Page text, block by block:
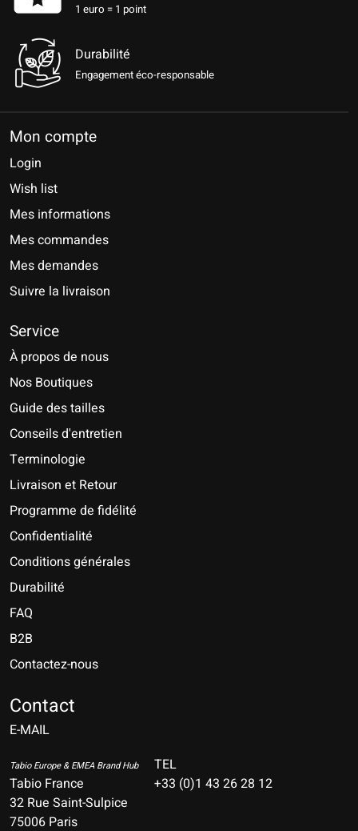
1 euro = 1 point
Durabilité
Engagement éco-responsable
Mon compte
Login
Wish list
Mes informations
Mes commandes
Mes demandes
Suivre la livraison
Service
À propos de nous
Nos Boutiques
Guide des tailles
Conseils d'entretien
Terminologie
Livraison et Retour
Programme de fidélité
Confidentialité
Conditions générales
Durabilité
FAQ
B2B
Contactez-nous
Contact
E-MAIL
Tabio Europe & EMEA Brand Hub
Tabio France
32 Rue Saint-Sulpice
75006 Paris
TEL
+33 (0)1 43 26 28 12